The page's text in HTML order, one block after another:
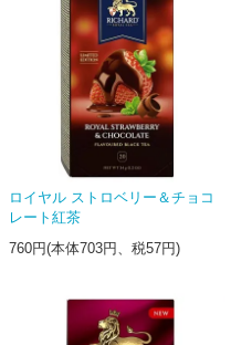
ロイヤル ストロベリー＆チョコ
レート紅茶
760円(本体703円、税57円)